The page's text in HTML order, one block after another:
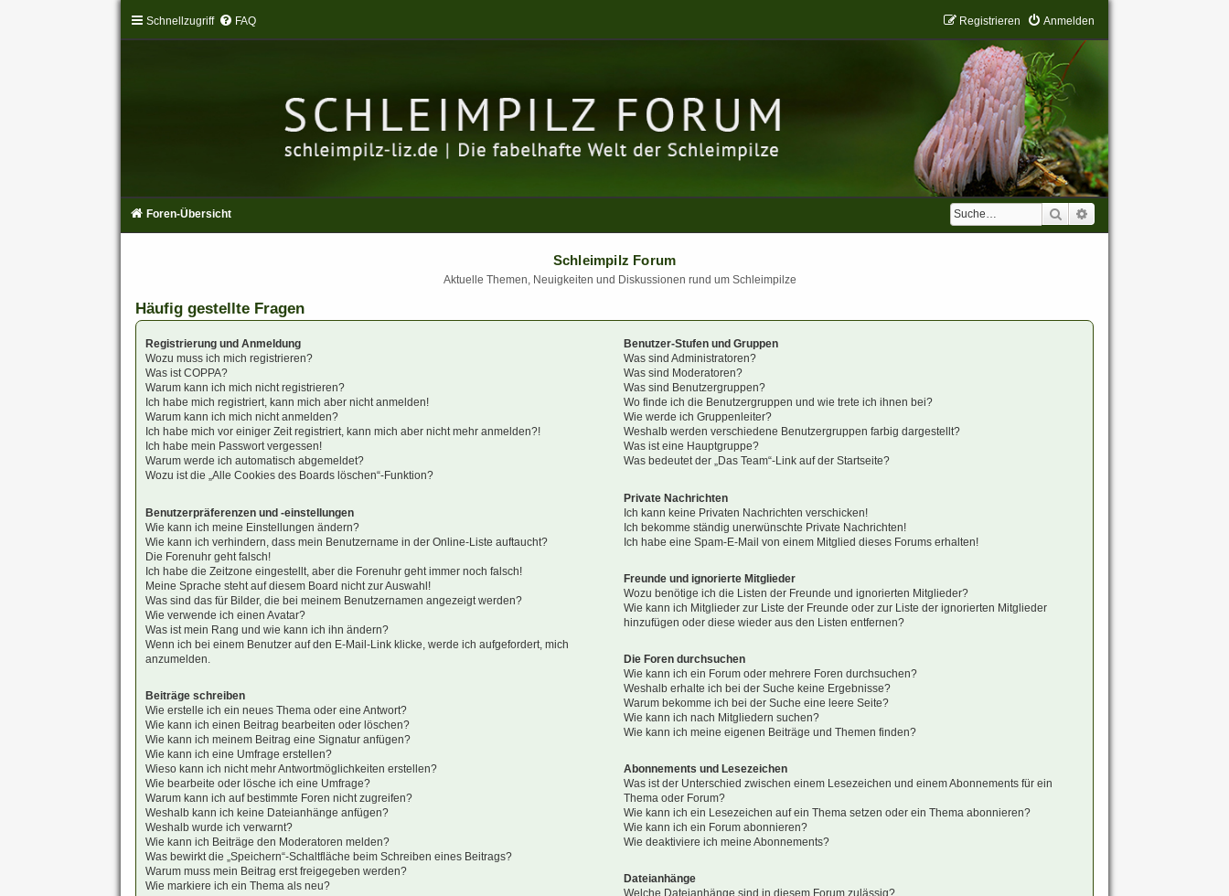
Schnellzugriff FAQ Anmelden
Registrieren
Suche
Foren-Übersicht
Schleimpilz Forum
Aktuelle Themen, Neuigkeiten und Diskussionen rund um Schleimpilze
Häufig gestellte Fragen
Registrierung und Anmeldung
Wozu muss ich mich registrieren?
Was ist COPPA?
Warum kann ich mich nicht registrieren?
Ich habe mich registriert, kann mich aber nicht anmelden!
Warum kann ich mich nicht anmelden?
Ich habe mich vor einiger Zeit registriert, kann mich aber nicht mehr anmelden?!
Ich habe mein Passwort vergessen!
Warum werde ich automatisch abgemeldet?
Wozu ist die „Alle Cookies des Boards löschen“-Funktion?
Benutzerpräferenzen und -einstellungen
Wie kann ich meine Einstellungen ändern?
Wie kann ich verhindern, dass mein Benutzername in der Online-Liste auftaucht?
Die Forenuhr geht falsch!
Ich habe die Zeitzone eingestellt, aber die Forenuhr geht immer noch falsch!
Meine Sprache steht auf diesem Board nicht zur Auswahl!
Was sind das für Bilder, die bei meinem Benutzernamen angezeigt werden?
Wie verwende ich einen Avatar?
Was ist mein Rang und wie kann ich ihn ändern?
Wenn ich bei einem Benutzer auf den E-Mail-Link klicke, werde ich aufgefordert, mich
anzumelden.
Beiträge schreiben
Wie erstelle ich ein neues Thema oder eine Antwort?
Wie kann ich einen Beitrag bearbeiten oder löschen?
Wie kann ich meinem Beitrag eine Signatur anfügen?
Wie kann ich eine Umfrage erstellen?
Wieso kann ich nicht mehr Antwortmöglichkeiten erstellen?
Wie bearbeite oder lösche ich eine Umfrage?
Warum kann ich auf bestimmte Foren nicht zugreifen?
Weshalb kann ich keine Dateianhänge anfügen?
Weshalb wurde ich verwarnt?
Wie kann ich Beiträge den Moderatoren melden?
Was bewirkt die „Speichern“-Schaltfläche beim Schreiben eines Beitrags?
Warum muss mein Beitrag erst freigegeben werden?
Wie markiere ich ein Thema als neu?
Benutzer-Stufen und Gruppen
Was sind Administratoren?
Was sind Moderatoren?
Was sind Benutzergruppen?
Wo finde ich die Benutzergruppen und wie trete ich ihnen bei?
Wie werde ich Gruppenleiter?
Weshalb werden verschiedene Benutzergruppen farbig dargestellt?
Was ist eine Hauptgruppe?
Was bedeutet der „Das Team“-Link auf der Startseite?
Private Nachrichten
Ich kann keine Privaten Nachrichten verschicken!
Ich bekomme ständig unerwünschte Private Nachrichten!
Ich habe eine Spam-E-Mail von einem Mitglied dieses Forums erhalten!
Freunde und ignorierte Mitglieder
Wozu benötige ich die Listen der Freunde und ignorierten Mitglieder?
Wie kann ich Mitglieder zur Liste der Freunde oder zur Liste der ignorierten Mitglieder
hinzufügen oder diese wieder aus den Listen entfernen?
Die Foren durchsuchen
Wie kann ich ein Forum oder mehrere Foren durchsuchen?
Weshalb erhalte ich bei der Suche keine Ergebnisse?
Warum bekomme ich bei der Suche eine leere Seite?
Wie kann ich nach Mitgliedern suchen?
Wie kann ich meine eigenen Beiträge und Themen finden?
Abonnements und Lesezeichen
Was ist der Unterschied zwischen einem Lesezeichen und einem Abonnements für ein
Thema oder Forum?
Wie kann ich ein Lesezeichen auf ein Thema setzen oder ein Thema abonnieren?
Wie kann ich ein Forum abonnieren?
Wie deaktiviere ich meine Abonnements?
Dateianhänge